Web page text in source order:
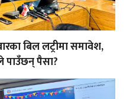
बिल लट्रीमा समावेश,
पाउँछन् पैसा?